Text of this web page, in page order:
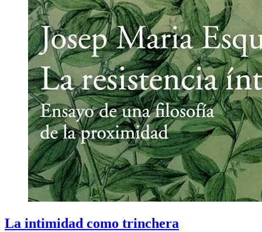
La intimidad como trinchera